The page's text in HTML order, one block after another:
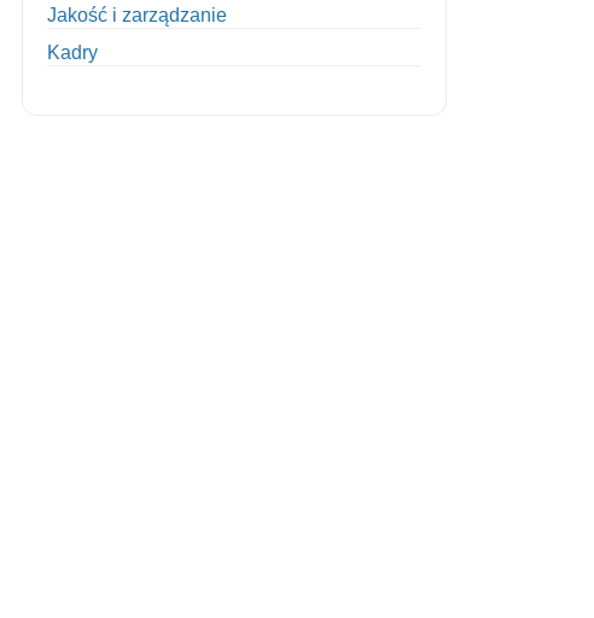
Jakość i zarządzanie
Kadry